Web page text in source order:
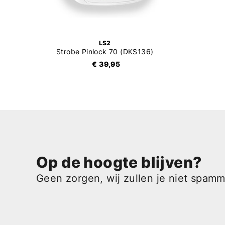
LS2
Strobe Pinlock 70 (DKS136)
€ 39,95
Op de hoogte blijven?
Geen zorgen, wij zullen je niet